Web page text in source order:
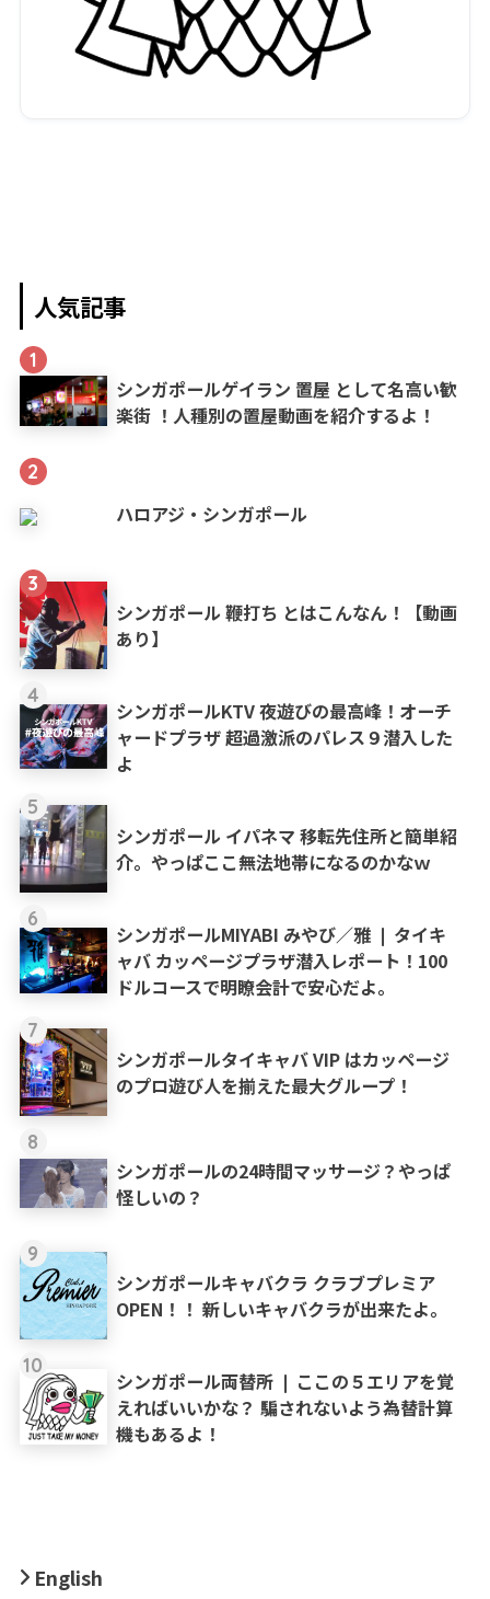
人気記事
1
シンガポールゲイラン 置屋 として名高い歓
楽街 ！人種別の置屋動画を紹介するよ！
2
ハロアジ・シンガポール
3
シンガポール 鞭打ち とはこんなん！【動画
あり】
4
シンガポールKTV 夜遊びの最高峰！オーチ
ャードプラザ 超過激派のパレス９潜入した
よ
5
シンガポール イパネマ 移転先住所と簡単紹
介。やっぱここ無法地帯になるのかなｗ
6
シンガポールMIYABI みやび／雅 ❘ タイキ
ャバ カッページプラザ潜入レポート！100
ドルコースで明瞭会計で安心だよ。
7
シンガポールタイキャバ VIP はカッページ
のプロ遊び人を揃えた最大グループ！
8
シンガポールの24時間マッサージ？やっぱ
怪しいの？
9
シンガポールキャバクラ クラブプレミア
OPEN！！ 新しいキャバクラが出来たよ。
10
シンガポール両替所 ❘ ここの５エリアを覚
えればいいかな？ 騙されないよう為替計算
機もあるよ！
English